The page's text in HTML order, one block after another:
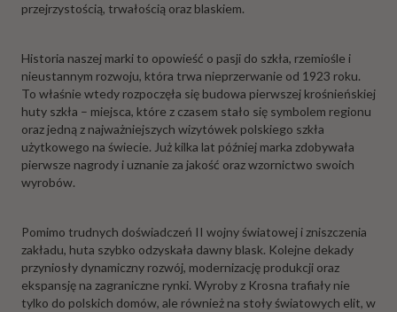
przejrzystością, trwałością oraz blaskiem.
Historia naszej marki to opowieść o pasji do szkła, rzemiośle i
nieustannym rozwoju, która trwa nieprzerwanie od 1923 roku.
To właśnie wtedy rozpoczęła się budowa pierwszej krośnieńskiej
huty szkła – miejsca, które z czasem stało się symbolem regionu
oraz jedną z najważniejszych wizytówek polskiego szkła
użytkowego na świecie. Już kilka lat później marka zdobywała
pierwsze nagrody i uznanie za jakość oraz wzornictwo swoich
wyrobów.
Pomimo trudnych doświadczeń II wojny światowej i zniszczenia
zakładu, huta szybko odzyskała dawny blask. Kolejne dekady
przyniosły dynamiczny rozwój, modernizację produkcji oraz
ekspansję na zagraniczne rynki. Wyroby z Krosna trafiały nie
tylko do polskich domów, ale również na stoły światowych elit, w